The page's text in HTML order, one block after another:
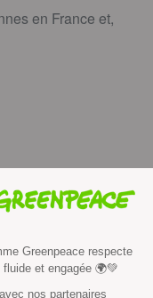
en France et,
youtube